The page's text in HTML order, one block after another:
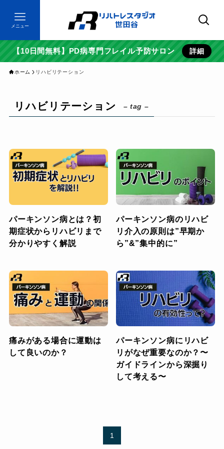
メニュー
【10日間無料】PD病専門フレイル予防サロン 詳細
ホーム リハビリテーション
リハビリテーション – tag –
パーキンソン病とは？初
期症状からリハビリまで
分かりやすく解説
パーキンソン病のリハビ
リ介入の原則は”早期か
ら”&”集中的に”
痛みがある場合に運動は
して良いのか？
パーキンソン病にリハビ
リがなぜ重要なのか？〜
ガイドラインから深掘り
して考える〜
1